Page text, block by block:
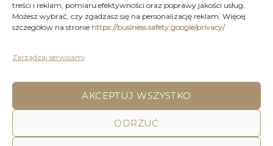
treści i reklam, pomiaru efektywności oraz poprawy jakości usług.
Możesz wybrać, czy zgadzasz się na personalizację reklam. Więcej
szczegółów na stronie https://business.safety.google/privacy/
Zarządzaj serwisami
AKCEPTUJ WSZYSTKO
ODRZUĆ
DEKORACJE
KUCHNIA
POLITYKA PRYWATNOŚCI
REGULAMIN SKLEPU ON-LINE
DECOR AND YOU